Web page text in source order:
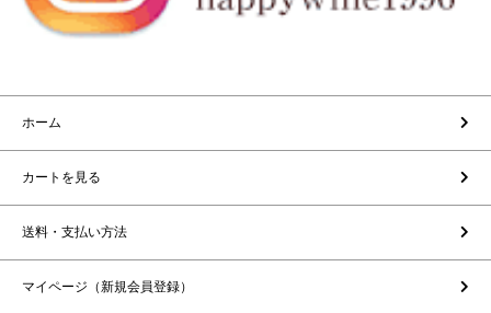
ホーム
カートを見る
送料・支払い方法
マイページ（新規会員登録）